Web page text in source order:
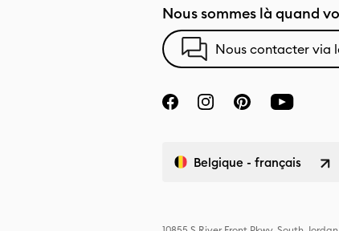
Nous sommes là quand
Nous contacter via
Belgique - français